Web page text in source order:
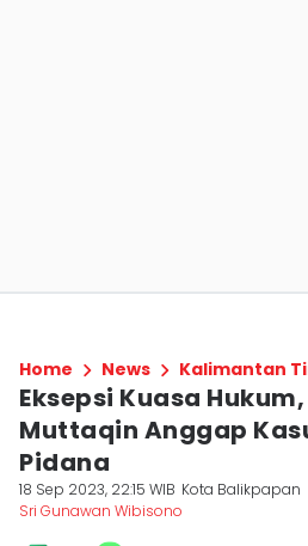
Home News Kalimantan
Eksepsi Kuasa
Muttaqin Anggap
Pidana
18 Sep 2023, 22:15 WIB Kota Balikpapan
Sri Gunawan Wibisono